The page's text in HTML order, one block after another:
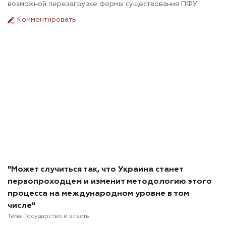
возможной перезагрузке формы существования ПФУ
Комментировать
"Может случиться так, что Украина станет
первопроходцем и изменит методологию этого
процесса на международном уровне в том
числе"
Тема: Государство и власть